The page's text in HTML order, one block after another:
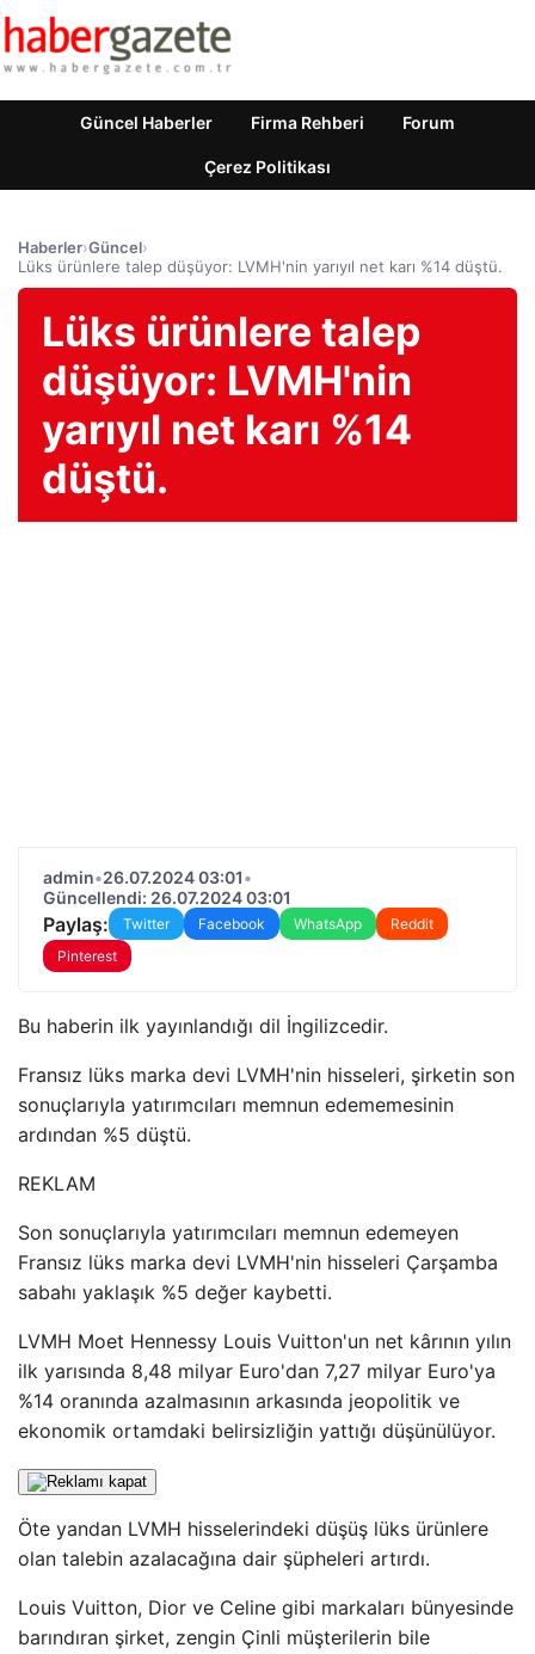
Güncel Haberler Firma Rehberi Forum
Çerez Politikası
Haberler›Güncel›
Lüks ürünlere talep düşüyor: LVMH'nin yarıyıl net karı %14 düştü.
Lüks ürünlere talep
düşüyor: LVMH'nin
yarıyıl net karı %14
düştü.
admin•26.07.2024 03:01•
Güncellendi: 26.07.2024 03:01
Paylaş: Twitter Facebook WhatsApp
Reddit
Pinterest
Bu haberin ilk yayınlandığı dil İngilizcedir.
Fransız lüks marka devi LVMH'nin hisseleri, şirketin son
sonuçlarıyla yatırımcıları memnun edememesinin
ardından %5 düştü.
REKLAM
Son sonuçlarıyla yatırımcıları memnun edemeyen
Fransız lüks marka devi LVMH'nin hisseleri Çarşamba
sabahı yaklaşık %5 değer kaybetti.
LVMH Moet Hennessy Louis Vuitton'un net kârının yılın
ilk yarısında 8,48 milyar Euro'dan 7,27 milyar Euro'ya
%14 oranında azalmasının arkasında jeopolitik ve
ekonomik ortamdaki belirsizliğin yattığı düşünülüyor.
Öte yandan LVMH hisselerindeki düşüş lüks ürünlere
olan talebin azalacağına dair şüpheleri artırdı.
Louis Vuitton, Dior ve Celine gibi markaları bünyesinde
barındıran şirket, zengin Çinli müşterilerin bile